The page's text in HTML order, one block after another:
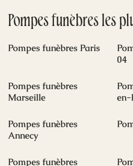
facteurs. Dans cet article,
voir plus clair.
Pompes funèbresles
Pompes funèbres Paris
04
Pompes funèbres
Marseille
en-
Pompes funèbres
Annecy
Pompes funèbres